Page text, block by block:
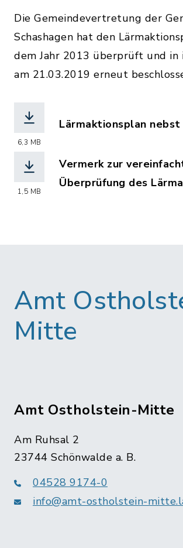
Die Gemeindevertretung der
Schashagen hat den
dem Jahr 2013 überprüft und in
am 21.03.2019 erneut
6,3 MB
Lärmaktionsplan
1,5 MB
Vermerk zur
Überprüfung des
Amt
Mitte
Amt Ostholstein-Mitte
Am Ruhsal 2
23744 Schönwalde a. B.
04528 9174-0
info@amt-ostholstein-